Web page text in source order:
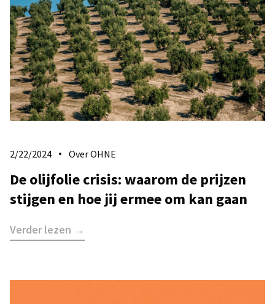
2/22/2024 Over OHNE
De olijfolie crisis: waarom de prijzen
stijgen en hoe jij ermee om kan gaan
Verder lezen →